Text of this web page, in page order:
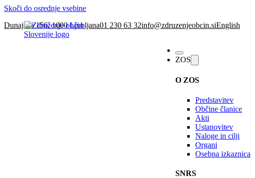
Skoči do osrednje vsebine
Dunajska 156, 1000 Ljubljana01 230 63 32info@zdruzenjeobcin.siEnglish
ZOS
O ZOS
Predstavitev
Občine članice
Akti
Ustanovitev
Naloge in cilji
Organi
Osebna izkaznica
SNRS